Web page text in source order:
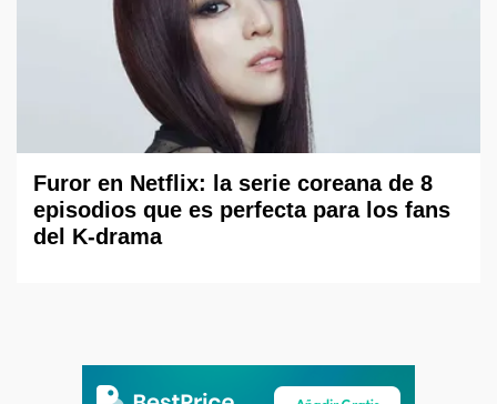
Furor en Netflix: la serie coreana de 8
episodios que es perfecta para los fans
del K-drama